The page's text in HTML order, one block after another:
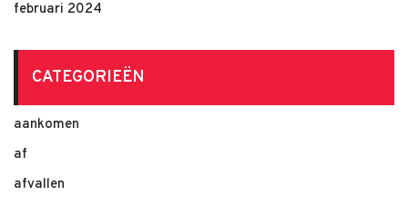
februari 2024
CATEGORIEËN
aankomen
af
afvallen